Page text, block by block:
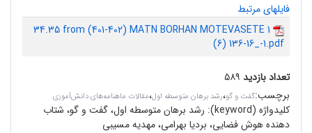
فایلهای مرتبط
34.35 from (401-402) MATN BORHAN MOTEVASETE 1
(6) 136-16_-1.pdf
تعداد بازدید ۵۸۹
برچسب:گفت و گو،رشد برهان متوسطه اول،مقالات ماهنامه‌های دانش‌آموزی
کلیدواژه (keyword):
رشد برهان متوسطه اول، گفت و گو، شتاب
دهنده هوش فضایی، بردیا بهرامی، مهدیه مسیبی